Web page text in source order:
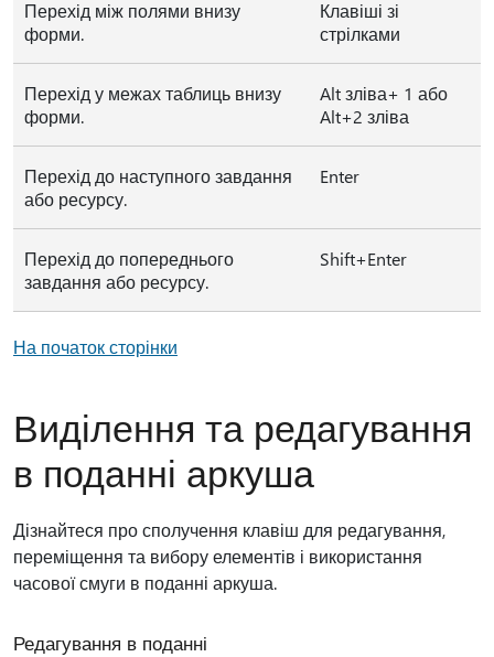
Перехід між полями внизу
форми.
Клавіші зі
стрілками
Перехід у межах таблиць внизу
форми.
Alt зліва+ 1 або
Alt+2 зліва
Перехід до наступного завдання
або ресурсу.
Enter
Перехід до попереднього
завдання або ресурсу.
Shift+Enter
На початок сторінки
Виділення та редагування
в поданні аркуша
Дізнайтеся про сполучення клавіш для редагування,
переміщення та вибору елементів і використання
часової смуги в поданні аркуша.
Редагування в поданні